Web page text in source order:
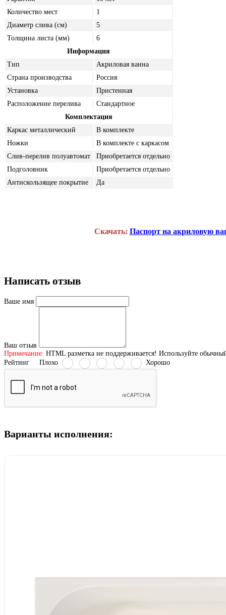
Количество мест
1
Диаметр слива (см)
5
Толщина листа (мм)
6
Информация
Тип
Акриловая ванна
Страна производства
Россия
Установка
Пристенная
Расположение перелива
Стандартное
Комплектация
Каркас металлический
В комплекте
Ножки
В комплекте с каркасом
Слив-перелив полуавтомат
Приобретается отдельно
Подголовник
Приобретается отдельно
Антискользящее покрытие
Да
Скачать: Паспорт на акриловую
Написать отзыв
Ваше имя
Ваш отзыв
Примечание: HTML разметка не поддерживается! Используйте
Рейтинг Плохо Хорошо
Варианты исполнения: